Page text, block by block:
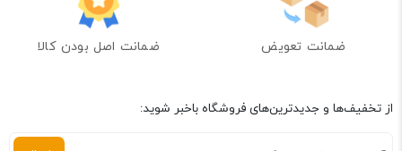
ضمانت تعویض ضمانت اصل بودن کالا
از تخفیف‌ها و جدیدترین‌های فروشگاه باخبر شوید: